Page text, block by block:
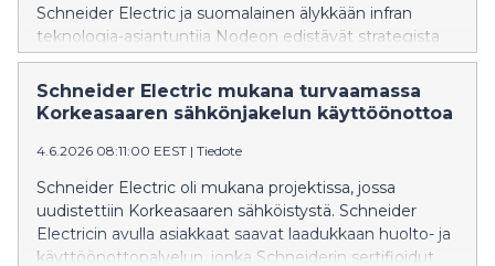
Schneider Electric ja suomalainen älykkään infran
teknologia-asiantuntija Nodeon edistävät strategista
yhteistyötään tavoitteena kehittää kriittisen
infrastruktuurin automaatiota, parantaa
huoltovarmuutta ja vastata kasvaviin kyberturva- ja
digitalisaatiovaatimuksiin. Yhteistyössä keskeisessä
roolissa on ohjelmistokeskeinen automaatio ja
perustuvat ratkaisut.
Schneider Electric mukana turvaamassa
Korkeasaaren sähkönjakelun käyttöönottoa
4.6.2026 08:11:00 EEST | Tiedote
Schneider Electric oli mukana projektissa, jossa
uudistettiin Korkeasaaren sähköistystä. Schneider
Electricin avulla asiakkaat saavat laadukkaan huolto- ja
käyttöönottopalvelun, jonka Schneiderin sertifioidut